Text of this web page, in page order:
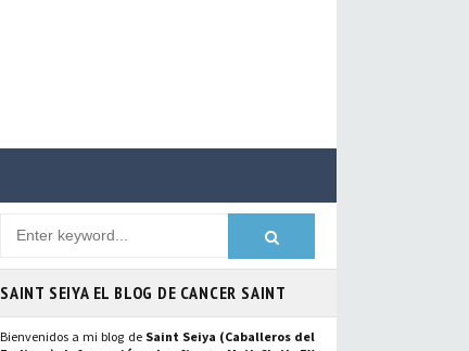
SAINT SEIYA EL BLOG DE CANCER SAINT
Bienvenidos a mi blog de Saint Seiya (Caballeros del